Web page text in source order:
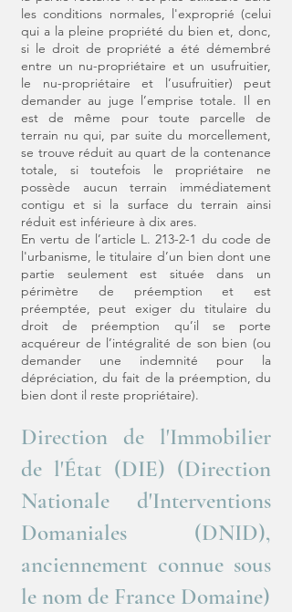
les conditions normales, l'exproprié (celui
qui a la pleine propriété du bien et, donc,
si le droit de propriété a été démembré
entre un nu-propriétaire et un usufruitier,
le nu-propriétaire et l’usufruitier) peut
demander au juge l’emprise totale. Il en
est de même pour toute parcelle de
terrain nu qui, par suite du morcellement,
se trouve réduit au quart de la contenance
totale, si toutefois le propriétaire ne
possède aucun terrain immédiatement
contigu et si la surface du terrain ainsi
réduit est inférieure à dix ares.
En vertu de l’article L. 213-2-1 du code de
l'urbanisme, le titulaire d’un bien dont une
partie seulement est située dans un
périmètre de préemption et est
préemptée, peut exiger du titulaire du
droit de préemption qu’il se porte
acquéreur de l’intégralité de son bien (ou
demander une indemnité pour la
dépréciation, du fait de la préemption, du
bien dont il reste propriétaire).
Direction de l'Immobilier
de l'État (DIE) (Direction
Nationale d'Interventions
Domaniales (DNID),
anciennement connue sous
le nom de France Domaine)